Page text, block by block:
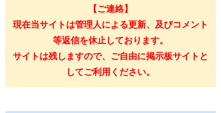
【ご連絡】
現在当サイトは管理人による更新、及びコメント
等返信を休止しております。
サイトは残しますので、ご自由に掲示板サイトと
してご利用ください。